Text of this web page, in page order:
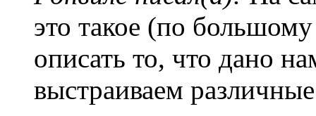
это такое (по
описать то, что дано
выстраиваем